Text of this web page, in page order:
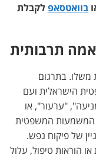
בוואטסאפלקבלת
תרבותית
משלו. בתרגום
הישראלית ועם
"ערעור", או
המשמעות המשפטית
של פיקוח נפש.
הוראות טיפול, עלול